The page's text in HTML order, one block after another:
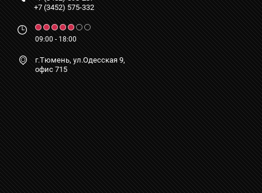
+7 (3452) 575-332
09:00 - 18:00
г.Тюмень, ул.Одесская 9,
офис 715